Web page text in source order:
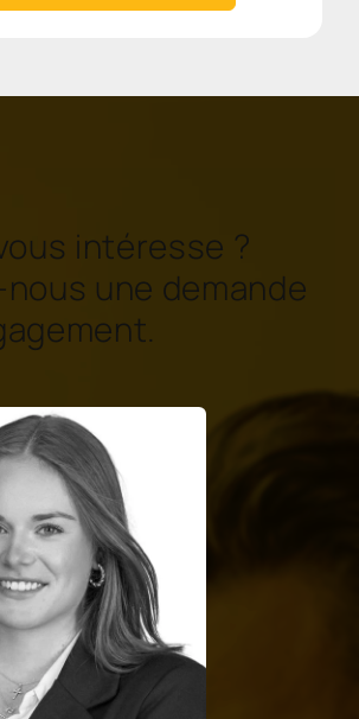
intéresse ?
une demande